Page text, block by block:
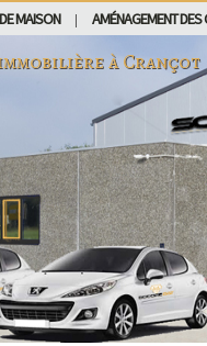
MAISON AMÉNAGEMENT DES
àCrançot